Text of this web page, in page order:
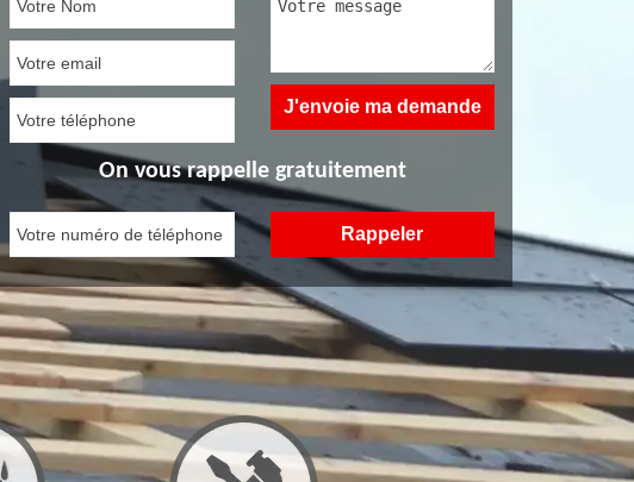
On vous rappelle gratuitement